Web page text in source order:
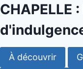
CHAPELLE
À découvrir